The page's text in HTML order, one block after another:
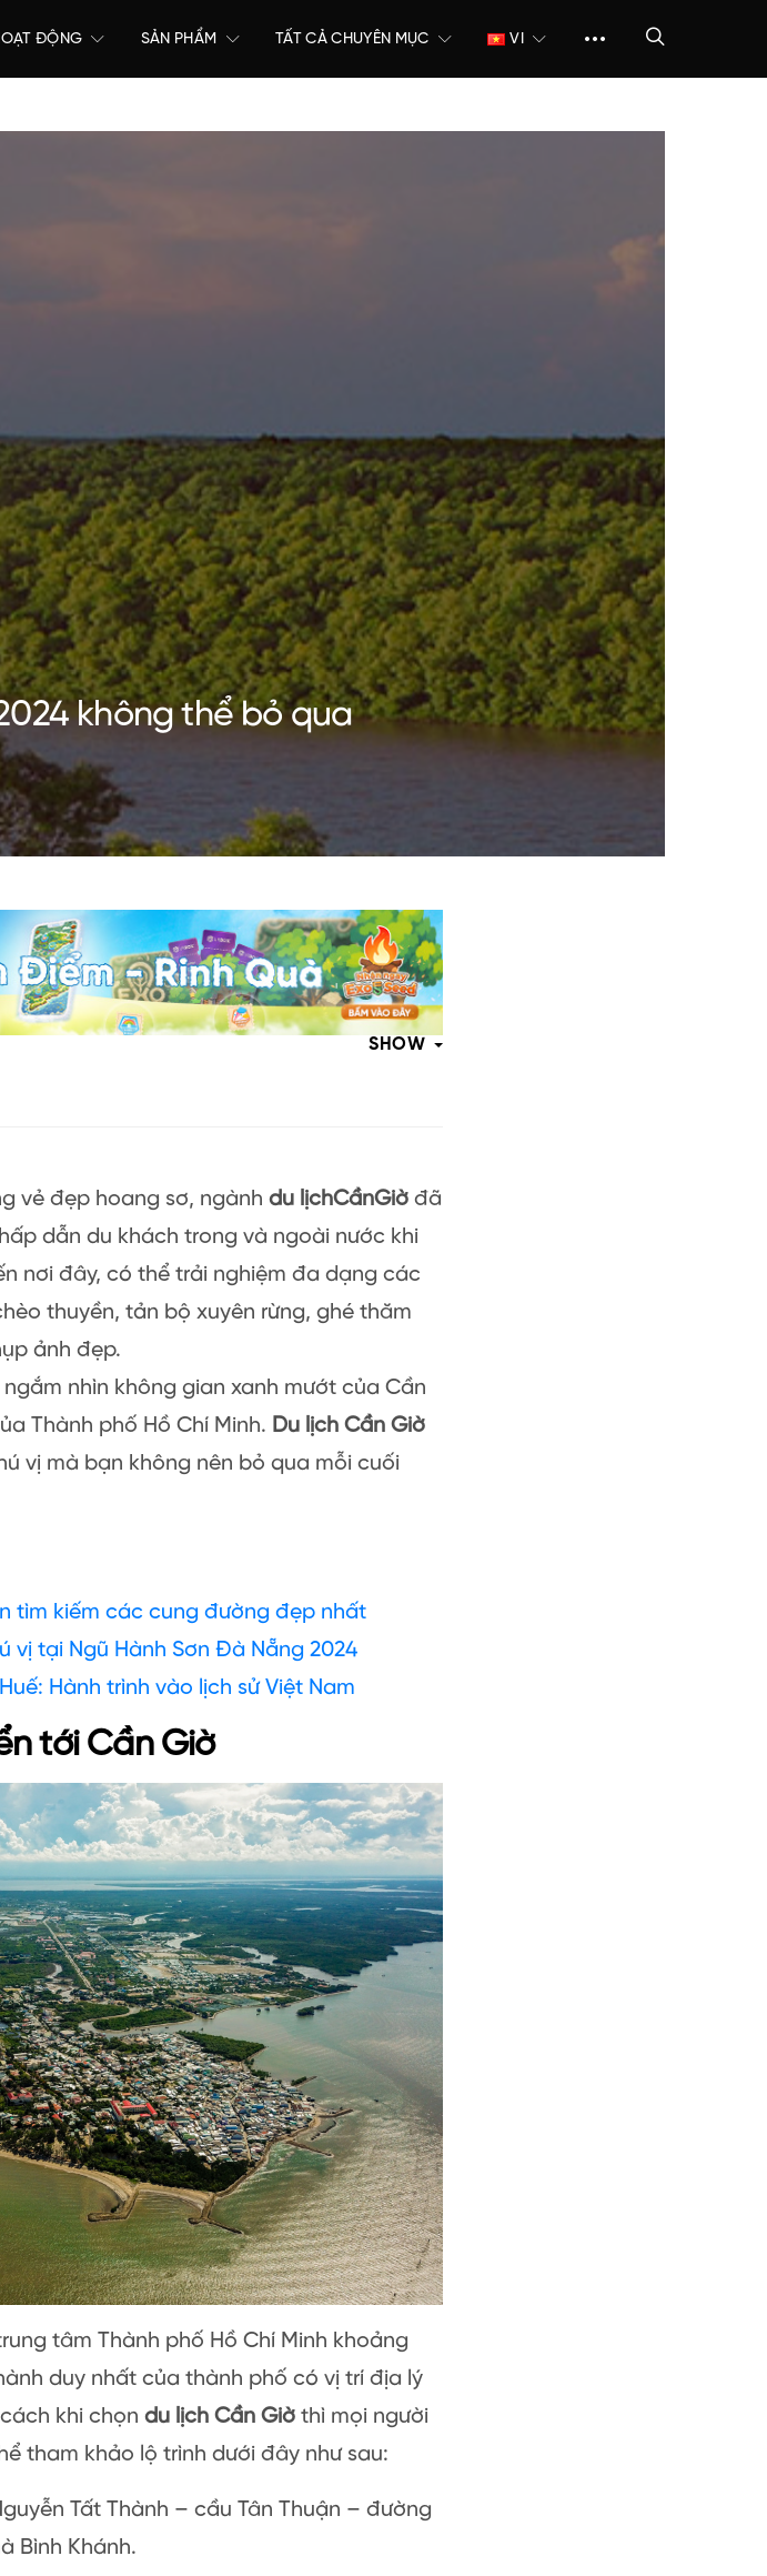
ĐỘNG SẢN PHẨM TẤT CẢ CHUYÊN MỤC VI
không thể bỏ qua
SHOW
vẻ đẹp hoang sơ, ngành du lịchCầnGiờ đã
dẫn du khách trong và ngoài nước khi
nơi đây, có thể trải nghiệm đa dạng các
thuyền, tản bộ xuyên rừng, ghé thăm
ảnh đẹp.
nhìn không gian xanh mướt của Cần
Thành phố Hồ Chí Minh. Du lịch Cần Giờ
vị mà bạn không nên bỏ qua mỗi cuối
tìm kiếm các cung đường đẹp nhất
vị tại Ngũ Hành Sơn Đà Nẵng 2024
Hành trình vào lịch sử Việt Nam
tới Cần Giờ
tâm Thành phố Hồ Chí Minh khoảng
duy nhất của thành phố có vị trí địa lý
khi chọn du lịch Cần Giờ thì mọi người
tham khảo lộ trình dưới đây như sau:
Tất Thành – cầu Tân Thuận – đường
Bình Khánh.